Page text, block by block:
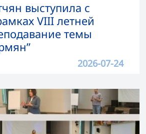
выступила с
VIII летней
темы
2026-07-24